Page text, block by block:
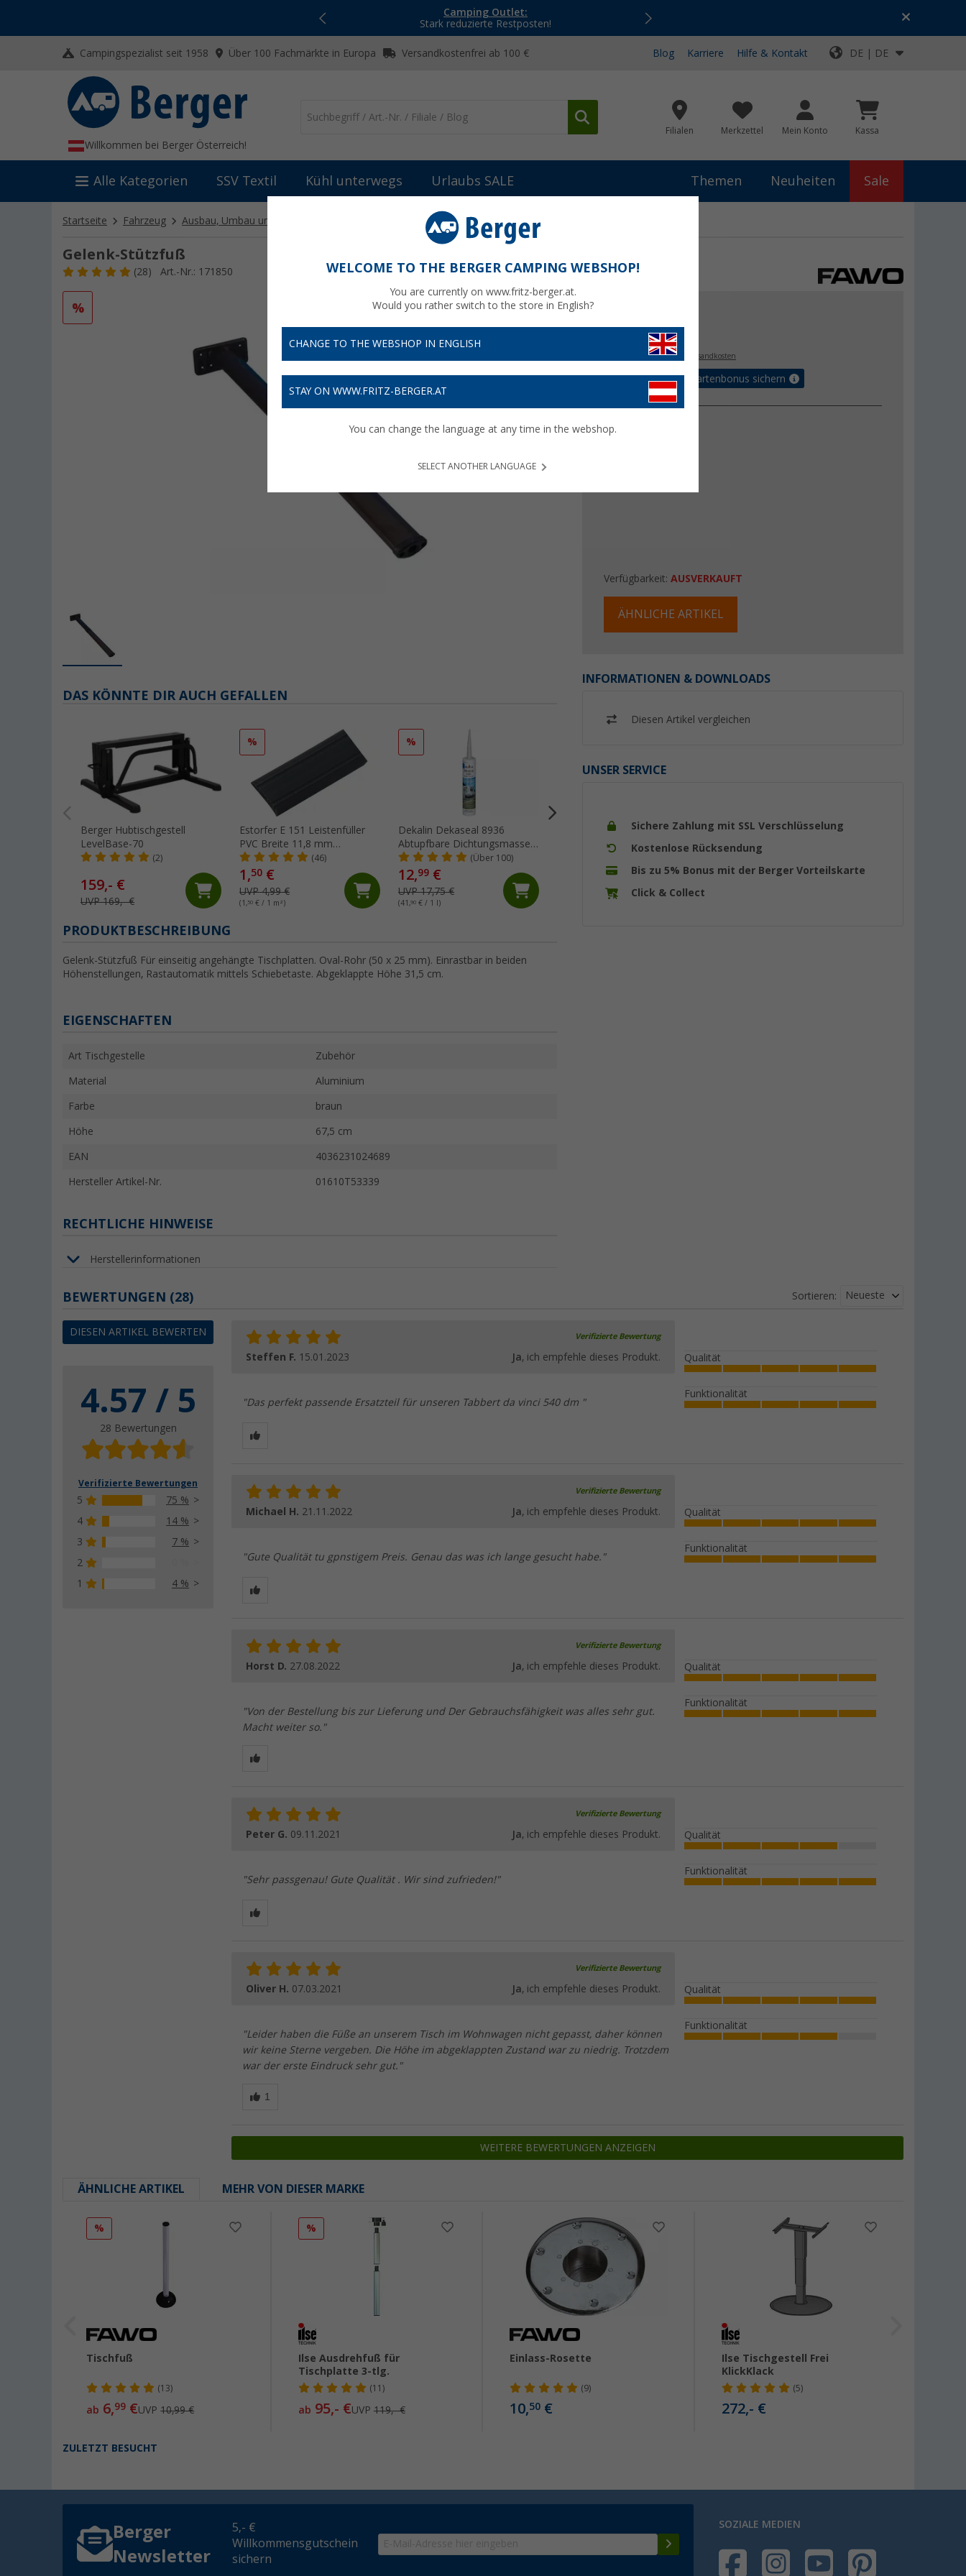
Camping Outlet:
Stark reduzierte Restposten!
Top-Deals für dein Abenteuer!
Campingspezialist seit 1958 Über 100 Fachmärkte in Europa Versandkostenfrei ab 100 € Blog Karriere Hilfe & Kontakt DE | DE
Willkommen bei Berger Österreich!
Filialen Merkzettel Mein Konto Kassa
Alle Kategorien SSV Textil Kühl unterwegs Urlaubs SALE Themen Neuheiten Sale
Startseite Fahrzeug Ausbau, Umbau und Innenausbau Tischgestelle & Tischbeine Gelenk-Stützfuß
Gelenk-Stützfuß
(28) Art.-Nr.: 171850
%
24,99€
Preise inkl. MwSt.,zzgl. Versandkosten
Bis zu 5% Vorteilskartenbonus sichern
Verfügbarkeit: AUSVERKAUFT
ÄHNLICHE ARTIKEL
INFORMATIONEN & DOWNLOADS
Diesen Artikel vergleichen
UNSER SERVICE
Sichere Zahlung mit SSL Verschlüsselung
Kostenlose Rücksendung
Bis zu 5% Bonus mit der Berger Vorteilskarte
Click & Collect
DAS KÖNNTE DIR AUCH GEFALLEN
Berger Hubtischgestell
LevelBase-70
(2)
159,- €
UVP 169,- €
%
Estorfer E 151 Leistenfüller
PVC Breite 11,8 mm
Meterware schwarz
(46)
1,50 €
UVP 4,99 €
(1,50 € / 1 m²)
%
Dekalin Dekaseal 8936
Abtupfbare Dichtungsmasse
310 ml hellgrau (Über 100)
12,99 €
UVP 17,75 €
(41,90 € / 1 l)
Berger Chenille-
Flauschvorhang
UVP 34,99 €
Sika Sikaflex 522 STP-
Klebdichtstoff 300 ml Weiß
9,99 €
PRODUKTBESCHREIBUNG
Gelenk-Stützfuß Für einseitig angehängte Tischplatten. Oval-Rohr (50 x 25 mm). Einrastbar in beiden
Höhenstellungen, Rastautomatik mittels Schiebetaste. Abgeklappte Höhe 31,5 cm.
EIGENSCHAFTEN
Art Tischgestelle Zubehör
Material Aluminium
Farbe braun
Höhe 67,5 cm
EAN 4036231024689
Hersteller Artikel-Nr. 01610T53339
RECHTLICHE HINWEISE
Herstellerinformationen
BEWERTUNGEN (28)
DIESEN ARTIKEL BEWERTEN
4.57 / 5
28 Bewertungen
Verifizierte Bewertungen
5
75 %
4
14 %
3
7 %
2
1
4 %
Sortieren: Neueste
Verifizierte Bewertung
Steffen F. 15.01.2023 Ja, ich empfehle dieses Produkt.
"Das perfekt passende Ersatzteil für unseren Tabbert da vinci 540 dm "
Qualität
Funktionalität
Verifizierte Bewertung
Michael H. 21.11.2022 Ja, ich empfehle dieses Produkt.
"Gute Qualität tu gpnstigem Preis. Genau das was ich lange gesucht habe."
Qualität
Funktionalität
Verifizierte Bewertung
Horst D. 27.08.2022 Ja, ich empfehle dieses Produkt.
"Von der Bestellung bis zur Lieferung und Der Gebrauchsfähigkeit was alles sehr gut.
Macht weiter so."
Qualität
Funktionalität
Verifizierte Bewertung
Peter G. 09.11.2021 Ja, ich empfehle dieses Produkt.
"Sehr passgenau! Gute Qualität . Wir sind zufrieden!"
Qualität
Funktionalität
Verifizierte Bewertung
Oliver H. 07.03.2021 Ja, ich empfehle dieses Produkt.
"Leider haben die Füße an unserem Tisch im Wohnwagen nicht gepasst, daher können
wir keine Sterne vergeben. Die Höhe im abgeklappten Zustand war zu niedrig. Trotzdem
war der erste Eindruck sehr gut."
Qualität
Funktionalität
WEITERE BEWERTUNGEN ANZEIGEN
ÄHNLICHE ARTIKEL MEHR VON DIESER MARKE
%
Tischfuß
(13)
ab 6,99 €UVP10,99 €
%
Ilse Ausdrehfuß für
Tischplatte 3-tlg.
(11)
ab 95,- €UVP 119,- €
Einlass-Rosette
(9)
10,50 €
Ilse Tischgestell Frei
KlickKlack
(5)
272,- €
ZULETZT BESUCHT
Berger
Newsletter
5,- €
Willkommensgutschein
sichern
SOZIALE MEDIEN
WELCOME TO THE BERGER CAMPING WEBSHOP!
You are currently on www.fritz-berger.at.
Would you rather switch to the store in English?
CHANGE TO THE WEBSHOP IN ENGLISH
STAY ON WWW.FRITZ-BERGER.AT
You can change the language at any time in the webshop.
SELECT ANOTHER LANGUAGE